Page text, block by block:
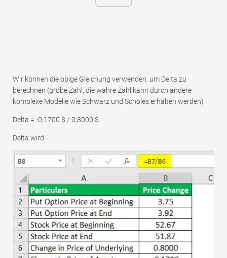
Wir können die obige Gleichung verwenden, um Delta zu
berechnen (grobe Zahl, die wahre Zahl kann durch andere
komplexe Modelle wie Schwarz und Scholes erhalten werden)
Delta = -0,1700 $ / 0,8000 $
Delta wird -